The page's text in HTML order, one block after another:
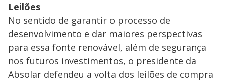
Leilões
No sentido de garantir o processo de
desenvolvimento e dar maiores perspectivas
para essa fonte renovável, além de segurança
nos futuros investimentos, o presidente da
Absolar defendeu a volta dos leilões de compra